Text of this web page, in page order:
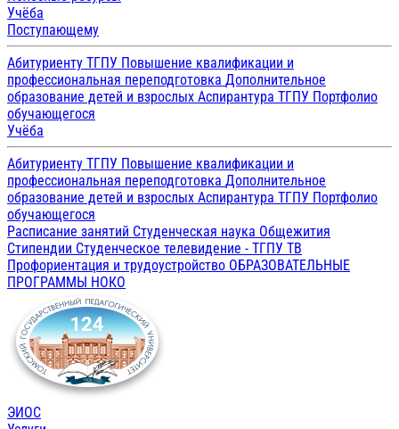
Учёба
Поступающему
Абитуриенту ТГПУ Повышение квалификации и
профессиональная переподготовка Дополнительное
образование детей и взрослых Аспирантура ТГПУ Портфолио
обучающегося
Учёба
Абитуриенту ТГПУ Повышение квалификации и
профессиональная переподготовка Дополнительное
образование детей и взрослых Аспирантура ТГПУ Портфолио
обучающегося
Расписание занятий Студенческая наука Общежития
Стипендии Студенческое телевидение - ТГПУ ТВ
Профориентация и трудоустройство ОБРАЗОВАТЕЛЬНЫЕ
ПРОГРАММЫ НОКО
ЭИОС